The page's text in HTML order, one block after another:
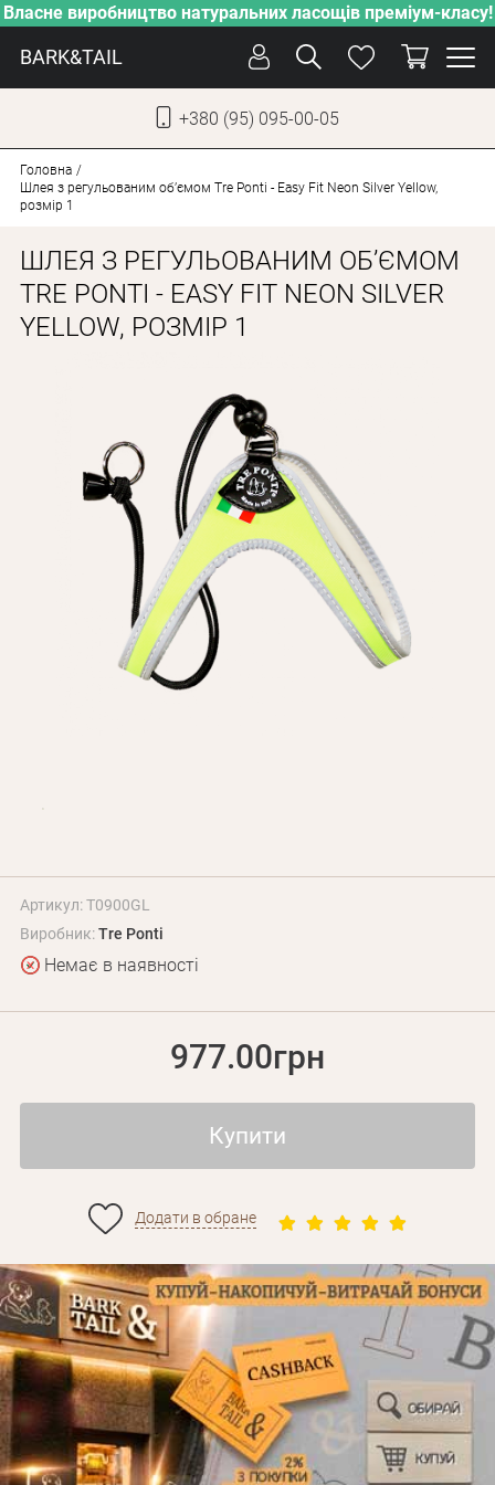
Власне виробництво натуральних ласощів преміум-класу!
BARK&TAIL
+380 (95) 095-00-05
КОТИ
ВІД СПЕКИ
ВЛАСНЕ ВИРОБНИЦТВО
АКЦІЇ
БЛОГ
Оплата і доставка
Програма лояльності
Оптовим клієнтам
Контакти
Головна
Шлея з регульованим об’ємом Tre Ponti - Easy Fit Neon Silver Yellow,
розмір 1
ШЛЕЯ З РЕГУЛЬОВАНИМ ОБ’ЄМОМ
TRE PONTI - EASY FIT NEON SILVER
YELLOW, РОЗМІР 1
Артикул: T0900GL
Виробник:Tre Ponti
Немає в наявності
977.00грн
Купити
Додати в обране
Забули пароль?